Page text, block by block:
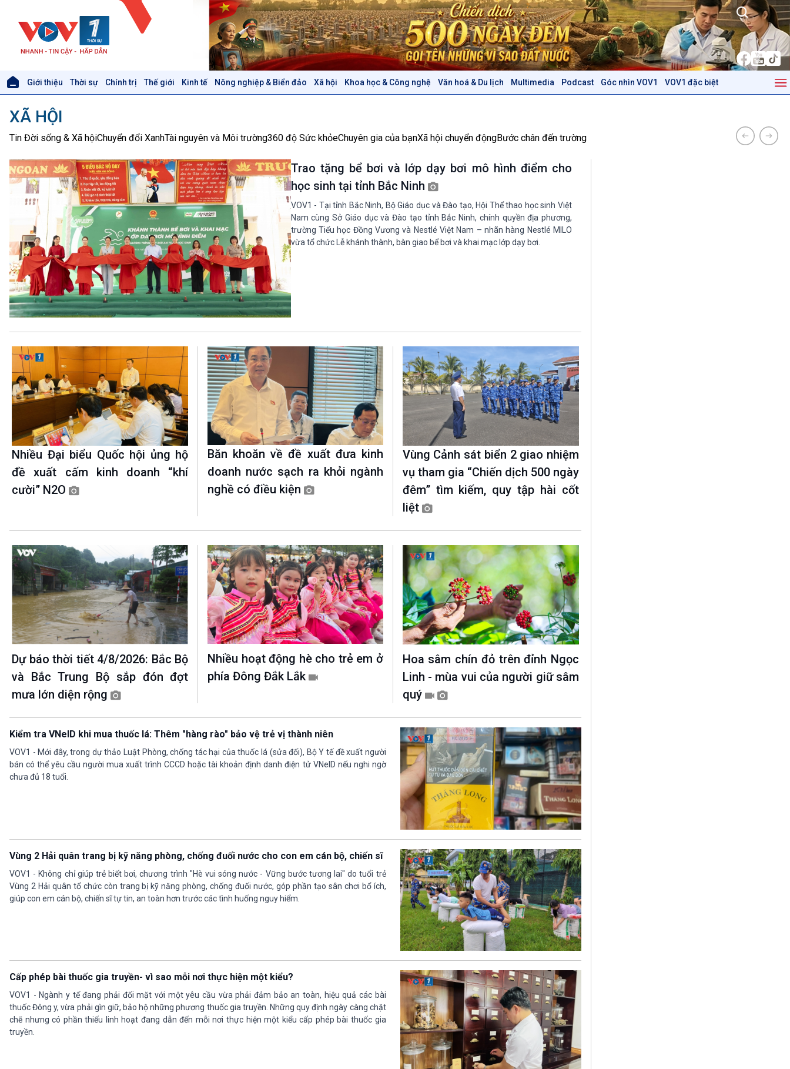
Giới thiệu Thời sự Chính trị Thế giới Kinh tế Nông nghiệp & Biển đảo Xã hội Khoa học & Công nghệ Văn hoá & Du lịch Multimedia Podcast Góc nhìn VOV1 VOV1 đặc biệt
Thời sự 18h
Thời sự 21h30
Bản tin
Chuyên mục
Theo dòng Thời sự
Chính phủ với người dân
Quốc hội với cử tri
Xây dựng đảng
Đảng trong cuộc sống
Nhận diện sự thật
Pháp luật và đời sống
Hồ sơ sự kiện quốc tế
Biên cương - Một dải vững
bền
Trước giờ mở cửa
Dòng chảy Kinh tế
Sức sống hàng Việt
Khởi nghiệp
thương mại
Xã hội
Tin Đời sống & Xã hội
360 độ Sức khỏe
Chuyển đổi Xanh
Tài nguyên và Môi trường
Chuyên gia của bạn
Khoa học & Công nghệ
Tin Khoa học & Công nghệ
Kết nối công nghệ
Sống chung với biến đổi
khí hậu
Văn hoá & Du lịch
Tin Văn hoá & Du lịch
Chát với người nổi tiếng
Câu chuyện Thể thao
Multimedia
Podcast
VOV1 đặc biệt
Thanh âm ký sự
Chân dung cuộc sống
Các chương trình đặc biệt
XÃ HỘI
Tin Đời sống & Xã hộiChuyển đổi XanhTài nguyên và Môi trường360 độ Sức khỏeChuyên gia của bạnXã hội chuyển độngBước chân đến trường
Trao tặng bể bơi và lớp dạy bơi mô hình điểm cho
học sinh tại tỉnh Bắc Ninh
VOV1 - Tại tỉnh Bắc Ninh, Bộ Giáo dục và Đào tạo, Hội Thể thao học sinh Việt
Nam cùng Sở Giáo dục và Đào tạo tỉnh Bắc Ninh, chính quyền địa phương,
trường Tiểu học Đồng Vương và Nestlé Việt Nam – nhãn hàng Nestlé MILO
vừa tổ chức Lễ khánh thành, bàn giao bể bơi và khai mạc lớp dạy bơi.
Nhiều Đại biểu Quốc hội ủng hộ
đề xuất cấm kinh doanh “khí
cười” N2O
Băn khoăn về đề xuất đưa kinh
doanh nước sạch ra khỏi ngành
nghề có điều kiện
Vùng Cảnh sát biển 2 giao nhiệm
vụ tham gia “Chiến dịch 500 ngày
đêm” tìm kiếm, quy tập hài cốt
liệt
Dự báo thời tiết 4/8/2026: Bắc Bộ
và Bắc Trung Bộ sắp đón đợt
mưa lớn diện rộng
Nhiều hoạt động hè cho trẻ em ở
phía Đông Đắk Lắk
Hoa sâm chín đỏ trên đỉnh Ngọc
Linh - mùa vui của người giữ sâm
quý
Kiểm tra VNeID khi mua thuốc lá: Thêm "hàng rào" bảo vệ trẻ vị thành niên
VOV1 - Mới đây, trong dự thảo Luật Phòng, chống tác hại của thuốc lá (sửa đổi), Bộ Y tế đề xuất người
bán có thể yêu cầu người mua xuất trình CCCD hoặc tài khoản định danh điện tử VNeID nếu nghi ngờ
chưa đủ 18 tuổi.
Vùng 2 Hải quân trang bị kỹ năng phòng, chống đuối nước cho con em cán bộ, chiến sĩ
VOV1 - Không chỉ giúp trẻ biết bơi, chương trình "Hè vui sóng nước - Vững bước tương lai" do tuổi trẻ
Vùng 2 Hải quân tổ chức còn trang bị kỹ năng phòng, chống đuối nước, góp phần tạo sân chơi bổ ích,
giúp con em cán bộ, chiến sĩ tự tin, an toàn hơn trước các tình huống nguy hiểm.
Cấp phép bài thuốc gia truyền- vì sao mỗi nơi thực hiện một kiểu?
VOV1 - Ngành y tế đang phải đối mặt với một yêu cầu vừa phải đảm bảo an toàn, hiệu quả các bài
thuốc Đông y, vừa phải gìn giữ, bảo hộ những phương thuốc gia truyền. Những quy định ngày càng chặt
chẽ nhưng có phần thiếu linh hoạt đang dẫn đến mỗi nơi thực hiện một kiểu cấp phép bài thuốc gia
truyền.